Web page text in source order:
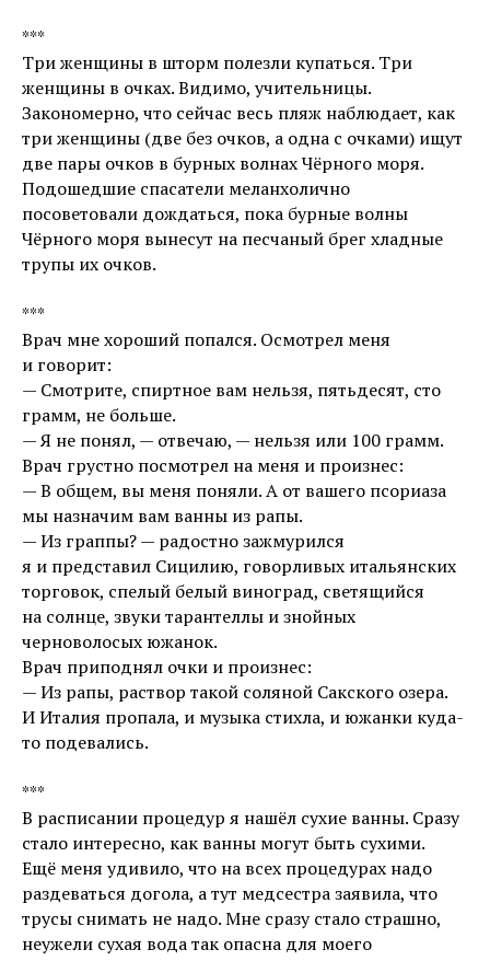
***
Три женщины в шторм полезли купаться. Три
женщины в очках. Видимо, учительницы.
Закономерно, что сейчас весь пляж наблюдает, как
три женщины (две без очков, а одна с очками) ищут
две пары очков в бурных волнах Чёрного моря.
Подошедшие спасатели меланхолично
посоветовали дождаться, пока бурные волны
Чёрного моря вынесут на песчаный брег хладные
трупы их очков.
***
Врач мне хороший попался. Осмотрел меня
и говорит:
— Смотрите, спиртное вам нельзя, пятьдесят, сто
грамм, не больше.
— Я не понял, — отвечаю, — нельзя или 100 грамм.
Врач грустно посмотрел на меня и произнес:
— В общем, вы меня поняли. А от вашего псориаза
мы назначим вам ванны из рапы.
— Из граппы? — радостно зажмурился
я и представил Сицилию, говорливых итальянских
торговок, спелый белый виноград, светящийся
на солнце, звуки тарантеллы и знойных
черноволосых южанок.
Врач приподнял очки и произнес:
— Из рапы, раствор такой соляной Сакского озера.
И Италия пропала, и музыка стихла, и южанки куда-
то подевались.
***
В расписании процедур я нашёл сухие ванны. Сразу
стало интересно, как ванны могут быть сухими.
Ещё меня удивило, что на всех процедурах надо
раздеваться догола, а тут медсестра заявила, что
трусы снимать не надо. Мне сразу стало страшно,
неужели сухая вода так опасна для моего